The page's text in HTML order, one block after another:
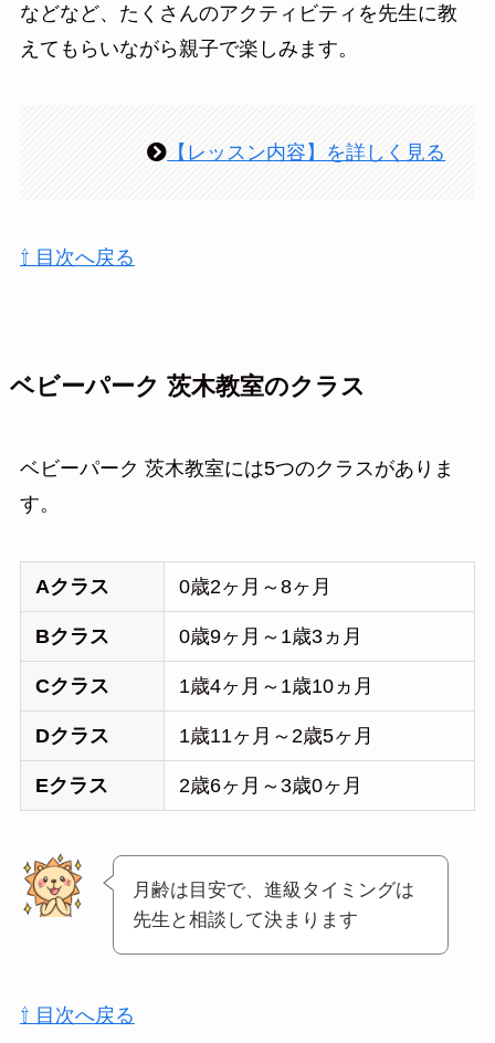
などなど、たくさんのアクティビティを先生に教
えてもらいながら親子で楽しみます。
【レッスン内容】を詳しく見る
⇧ 目次へ戻る
ベビーパーク 茨木教室のクラス
ベビーパーク 茨木教室には5つのクラスがありま
す。
Aクラス 0歳2ヶ月～8ヶ月
Bクラス 0歳9ヶ月～1歳3ヵ月
Cクラス 1歳4ヶ月～1歳10ヵ月
Dクラス 1歳11ヶ月～2歳5ヶ月
Eクラス 2歳6ヶ月～3歳0ヶ月
月齢は目安で、進級タイミングは
先生と相談して決まります
⇧ 目次へ戻る